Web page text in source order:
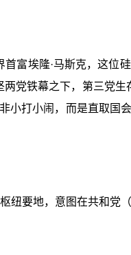
富埃隆·马斯克，这
党铁幕之下，第三党
小打小闹，而是直取
纽要地，意图在共和